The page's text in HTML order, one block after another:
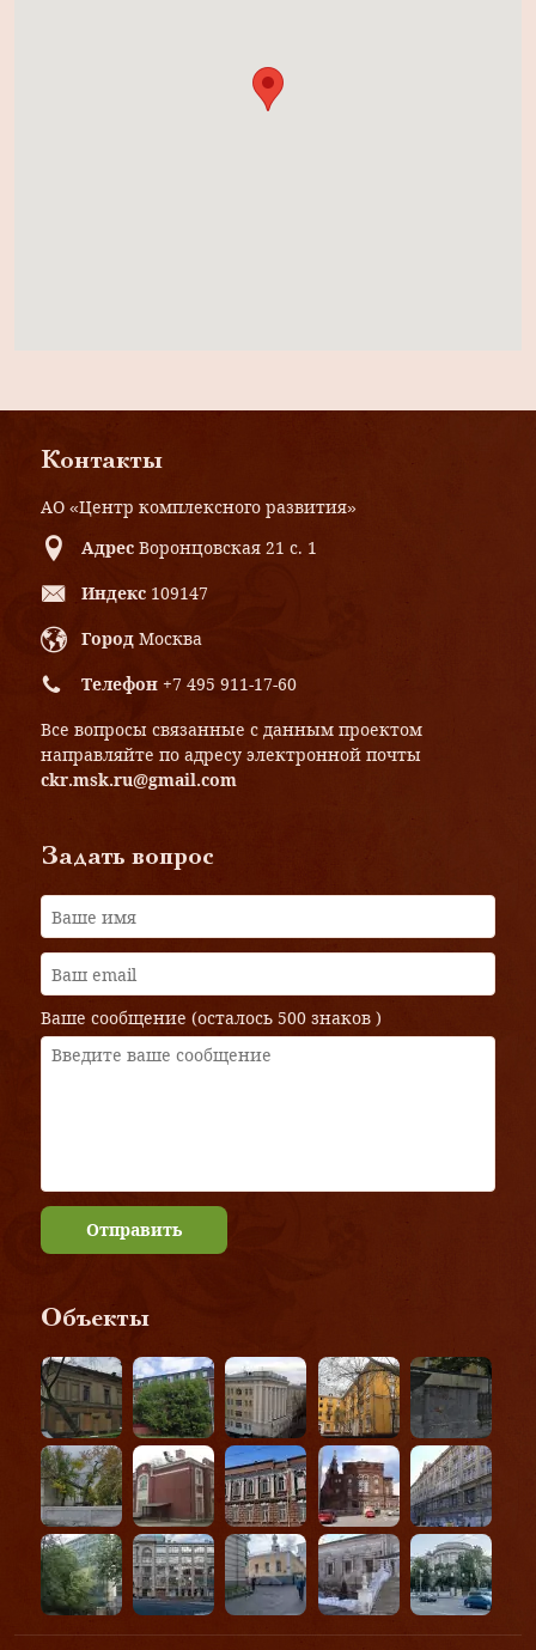
Контакты
АО «Центр комплексного развития»
Адрес Воронцовская 21 с. 1
Индекс 109147
Город Москва
Телефон +7 495 911-17-60
Все вопросы связанные с данным проектом
направляйте по адресу электронной почты
ckr.msk.ru@gmail.com
Задать вопрос
Ваше сообщение (осталось 500 знаков )
Отправить
Объекты